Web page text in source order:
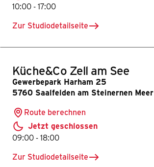
10:00-bis
17:00
Zur Studiodetailseite
für Küche&Co Salzburg
Küche&Co Zell am See
Gewerbepark Harham 25
5760 Saalfelden am Steinernen Meer
Route berechnen
Jetzt geschlossen
09:00-bis
18:00
Zur Studiodetailseite
für Küche&Co Zell am See